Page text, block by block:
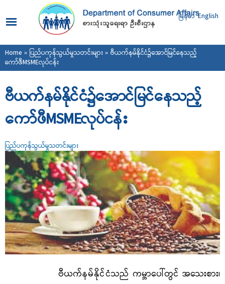
main
content
မြန်မာ English
You are here
Home » ပြည်ပကုန်သွယ်မှုသတင်းများ» ဗီယက်နမ်နိုင်ငံ၌အောင်မြင်နေသည့်
ကော်ဖီMSMEလုပ်ငန်း
ဗီယက်နမ်နိုင်ငံ၌အောင်မြင်နေသည့်
ကော်ဖီMSMEလုပ်ငန်း
ပြည်ပကုန်သွယ်မှုသတင်းများ
ဗီယက်နမ်နိုင်ငံသည် ကမ္ဘာပေါ်တွင် အသေးစား၊